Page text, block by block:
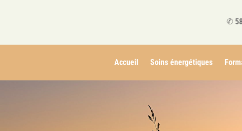
✆
Accueil Soins énergétiques